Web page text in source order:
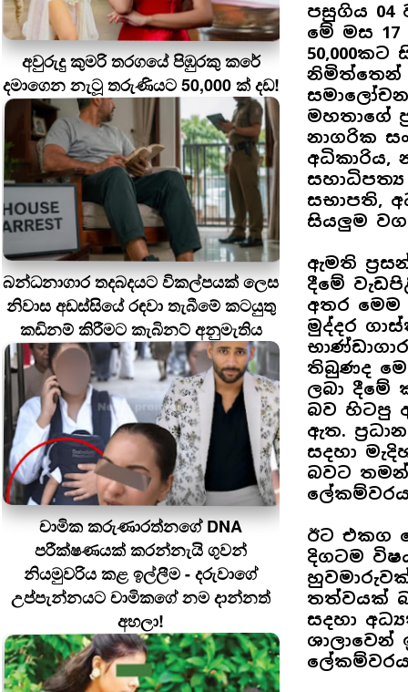
අවුරුදු කුමරි තරගයේ පිඹුරකු කරේ
දමාගෙන නැටූ තරුණියට 50,000 ක් දඩ!
බන්ධනාගාර තදබදයට විකල්පයක් ලෙස
නිවාස අඩස්සියේ රඳවා තැබීමේ කටයුතු
කඩිනම් කිරීමට කැබිනට් අනුමැතිය
චාමික කරුණාරත්නගේ DNA
පරීක්ෂණයක් කරන්නැයි ගුවන්
නියමුවරිය කළ ඉල්ලීම - දරුවාගේ
උප්පැන්නයට චාමිකගේ නම දාන්නත්
අහලා!
පසුගිය 04
මේ මස
නිමිත්තෙන්
මහතාගේ
නාගරික
අධිකාරිය,
සභාපති,
සියලුම
ඇමති
දීමේ
අතර මෙම
මුද්දර
තිබුණද
ලබා
බව හිටපු
ඇත.
සදහා
බවට තමන්
ඊට එකග
දිගටම
තත්වයක්
සදහා